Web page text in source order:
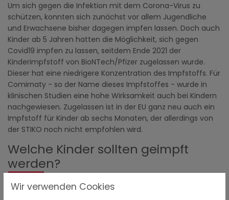
Um sich gegen die Infektion mit dem Corona-Virus zu
schützen, konnten sich zunächst vor allem Jugendliche
und Erwachsene bisher dagegen impfen lassen. Doch auch
Kinder ab 5 Jahren hatten die Möglichkeit, sich gegen
Covid19 impfen zu lassen, seitdem Ende 2021 der
Kinderimpfstoff von BioNTech/Pfizer zugelassen wurde.
Dieser hat eine niedrigere Konzentration des Impfstoffs. Für
Comirnaty - so der Name dieses Impfstoffes - wurde in
klinischen Studien eine hohe Wirksamkeit auch bei Kindern
nachgewiesen. Zugelassen ist in der EU ganz neu auch ein
Impfstoff für Kinder ab sechs Monaten, der allerdings von
der STIKO noch nicht empfohlen wird.
Welche Kinder sollten geimpft
werden?
Grundsätzlich können sich alle Kinder ab 5 Jahren impfen
Wir verwenden Cookies